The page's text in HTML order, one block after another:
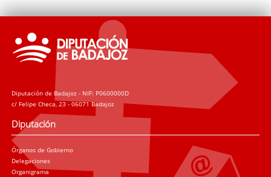
Diputación de Badajoz - NIF: P0600000D
c/ Felipe Checa, 23 - 06071 Badajoz
Diputación
Órganos de Gobierno
Delegaciones
Organigrama